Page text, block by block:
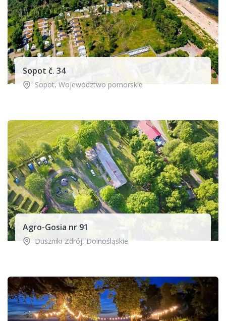
Sopot č. 34
Sopot, Województwo pomorskie
Agro-Gosia nr 91
Duszniki-Zdrój, Dolnośląskie